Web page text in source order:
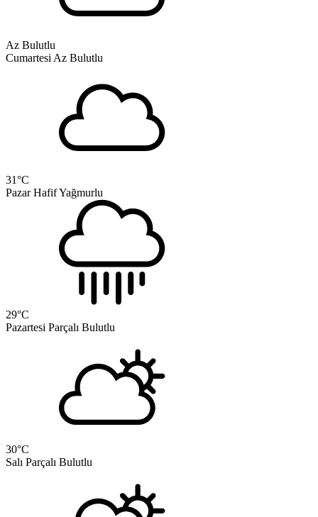
Az Bulutlu
Cumartesi Az Bulutlu
31°C
Pazar Hafif Yağmurlu
29°C
Pazartesi Parçalı Bulutlu
30°C
Salı Parçalı Bulutlu